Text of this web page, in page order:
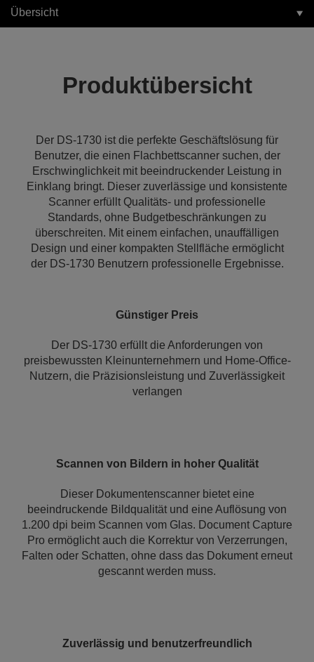
Übersicht
Produktübersicht
Der DS-1730 ist die perfekte Geschäftslösung für
Benutzer, die einen Flachbettscanner suchen, der
Erschwinglichkeit mit beeindruckender Leistung in
Einklang bringt. Dieser zuverlässige und konsistente
Scanner erfüllt Qualitäts- und professionelle
Standards, ohne Budgetbeschränkungen zu
überschreiten. Mit einem einfachen, unauffälligen
Design und einer kompakten Stellfläche ermöglicht
der DS-1730 Benutzern professionelle Ergebnisse.
Günstiger Preis
Der DS-1730 erfüllt die Anforderungen von
preisbewussten Kleinunternehmern und Home-Office-
Nutzern, die Präzisionsleistung und Zuverlässigkeit
verlangen
Scannen von Bildern in hoher Qualität
Dieser Dokumentenscanner bietet eine
beeindruckende Bildqualität und eine Auflösung von
1.200 dpi beim Scannen vom Glas. Document Capture
Pro ermöglicht auch die Korrektur von Verzerrungen,
Falten oder Schatten, ohne dass das Dokument erneut
gescannt werden muss.
Zuverlässig und benutzerfreundlich